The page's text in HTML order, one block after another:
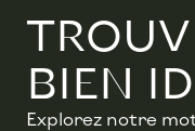
BIEN
Explorez notre